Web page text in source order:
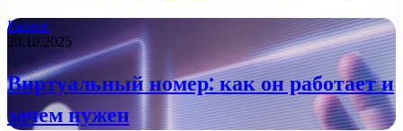
Разное
20.10.2025
Виртуальный номер: как он работает и
зачем нужен